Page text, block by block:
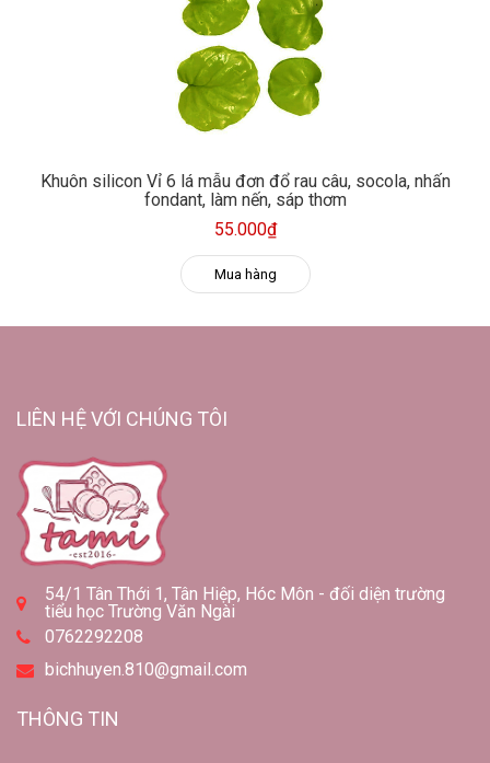
Khuôn silicon Vỉ 6 lá mẫu đơn đổ rau câu, socola, nhấn
fondant, làm nến, sáp thơm
55.000₫
Mua hàng
LIÊN HỆ VỚI CHÚNG TÔI
54/1 Tân Thới 1, Tân Hiệp, Hóc Môn - đối diện trường
tiểu học Trường Văn Ngài
0762292208
bichhuyen.810@gmail.com
THÔNG TIN